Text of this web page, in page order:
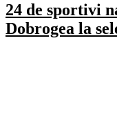
24 de sportivi
Dobrogea la